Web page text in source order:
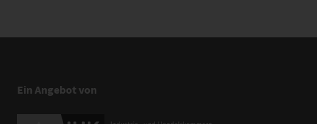
Ein Angebot von